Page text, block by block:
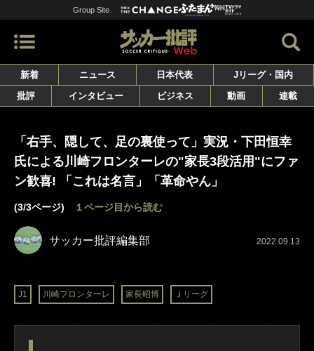
Group Site
新着 ニュース 日本代表
Jリーグ・国内
批評
インタビュー ビジネス 動画 連載
「右手、隠して、足の裏使って」実況・下田恒幸
氏による川崎フロンターレの"家長3段活用"にファ
ン歓喜! 「これは名言」「革命やん」
(3/3ページ) １ページ目から読む
サッカー批評編集部 2022.09.13
J1 川崎フロンターレ 家長昭博 Ｊリーグ